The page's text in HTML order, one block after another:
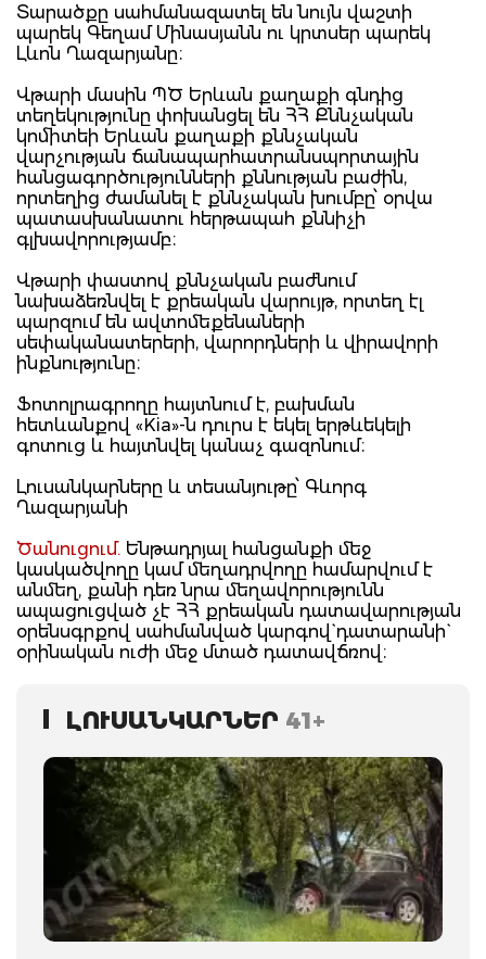
Տարածքը սահմանազատել են նույն վաշտի
պարեկ Գեղամ Մինասյանն ու կրտսեր պարեկ
Լևոն Ղազարյանը։
Վթարի մասին ՊԾ Երևան քաղաքի գնդից
տեղեկությունը փոխանցել են ՀՀ Քննչական
կոմիտեի Երևան քաղաքի քննչական
վարչության ճանապարհատրանսպորտային
հանցագործությունների քննության բաժին,
որտեղից ժամանել է քննչական խումբը՝ օրվա
պատասխանատու հերթապահ քննիչի
գլխավորությամբ։
Վթարի փաստով քննչական բաժնում
նախաձեռնվել է քրեական վարույթ, որտեղ էլ
պարզում են ավտոմեքենաների
սեփականատերերի, վարորդների և վիրավորի
ինքնությունը։
Ֆոտոլրագրողը հայտնում է, բախման
հետևանքով «Kia»-ն դուրս է եկել երթևեկելի
գոտուց և հայտնվել կանաչ գազոնում։
Լուսանկարները և տեսանյութը՝ Գևորգ
Ղազարյանի
Ծանուցում. Ենթադրյալ հանցանքի մեջ
կասկածվողը կամ մեղադրվողը համարվում է
անմեղ, քանի դեռ նրա մեղավորությունն
ապացուցված չէ ՀՀ քրեական դատավարության
օրենսգրքով սահմանված կարգով` դատարանի`
օրինական ուժի մեջ մտած դատավճռով։
ԼՈՒՍԱՆԿԱՐՆԵՐ 41+